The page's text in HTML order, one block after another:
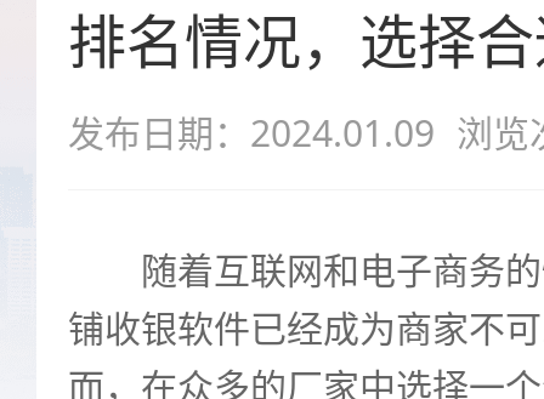
排名情况，选择
发布日期：2024.01.09 浏览
随着互联网和电子商务的
铺收银软件已经成为商家不
而，在众多的厂家中选择一